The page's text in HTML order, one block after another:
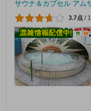
サウナ＆カプセル アム
3.7点 /